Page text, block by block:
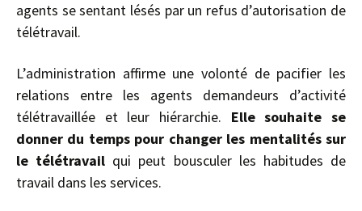
agents se sentant lésés par un refus d’autorisation de
télétravail.
L’administration affirme une volonté de pacifier les
relations entre les agents demandeurs d’activité
télétravaillée et leur hiérarchie. Elle souhaite se
donner du temps pour changer les mentalités sur
le télétravail qui peut bousculer les habitudes de
travail dans les services.